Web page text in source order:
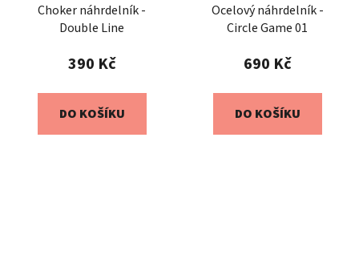
Choker náhrdelník -
Double Line
390 Kč
DO KOŠÍKU
Ocelový náhrdelník -
Circle Game 01
690 Kč
DO KOŠÍKU